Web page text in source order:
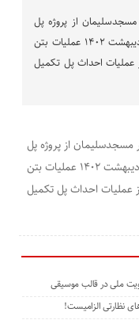
از پروژه پل
داریوش محمدی داشت امروز سه شنبه ۲۶ اردیبهشت ۱۴۰۲ عملیات بتن
انجام شده و ۹۵ درصد از عملیات احداث پل تکمیل
از پروژه پل
داریوش محمدی داشت امروز سه شنبه ۲۶ اردیبهشت ۱۴۰۲ عملیات بتن
پل انجام شده و ۹۵ درصد از عملیات احداث پل تکمیل
ملی در قالب موسیقی
نظارتی الزامیست!